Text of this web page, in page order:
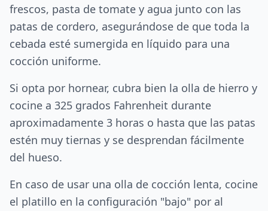
frescos, pasta de tomate y agua junto con las
patas de cordero, asegurándose de que toda la
cebada esté sumergida en líquido para una
cocción uniforme.
Si opta por hornear, cubra bien la olla de hierro y
cocine a 325 grados Fahrenheit durante
aproximadamente 3 horas o hasta que las patas
estén muy tiernas y se desprendan fácilmente
del hueso.
En caso de usar una olla de cocción lenta, cocine
el platillo en la configuración "bajo" por al